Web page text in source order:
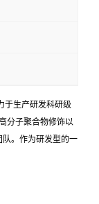
于生产研发科研级
分子聚合物修饰以
。作为研发型的一